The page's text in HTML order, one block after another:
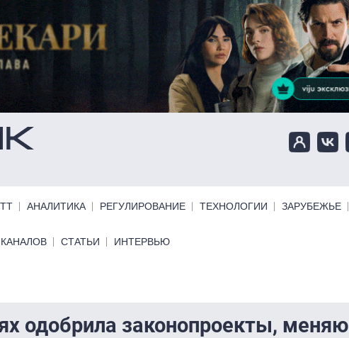
АНАЛИТИКА РЕГУЛИРОВАНИЕ ТЕХНОЛОГИИ ЗАРУБЕЖЬЕ
СТАТЬИ ИНТЕРВЬЮ
одобрила законопроекты,